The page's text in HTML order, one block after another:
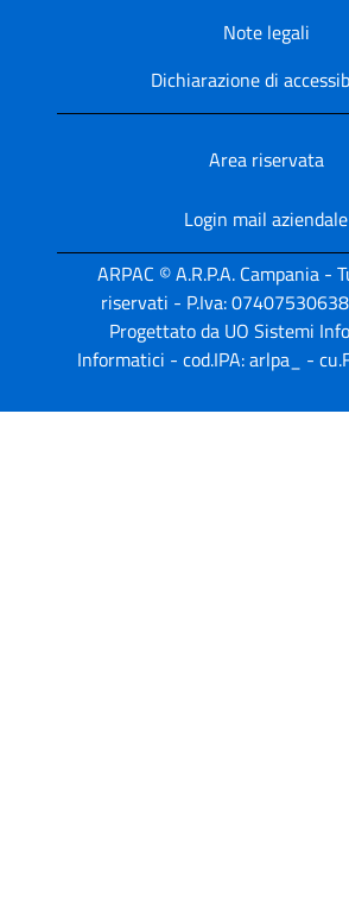
Note legali
Dichiarazione di
Area riservata
Login mail aziendale
ARPAC © A.R.P.A. Campania
riservati - P.Iva:
Progettato da UO Sistemi
Informatici - cod.IPA: arlpa_ -